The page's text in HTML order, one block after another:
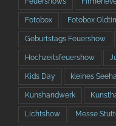
Fotobox Fotobox
Geburtstags Feuershow
Hochzeitsfeuershow
Kids Day kleines
Kunshandwerk
Lichtshow Messe